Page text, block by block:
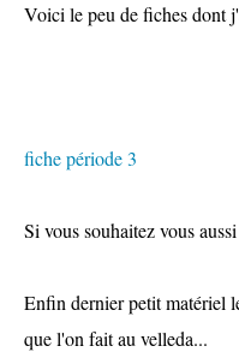
Voici le peu de fiches dont
fiche période 3
Si vous souhaitez vous
Enfin dernier petit matériel
que l'on fait au velleda...